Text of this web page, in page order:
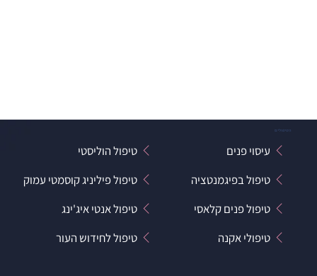
הטיפולים
עיסוי פנים
טיפול הוליסטי
טיפול בפיגמנטציה
טיפול פיליניג קוסמטי עמוק
טיפול פנים קלאסי
טיפול אנטי איג'ינג
טיפולי אקנה
טיפול לחידוש העור